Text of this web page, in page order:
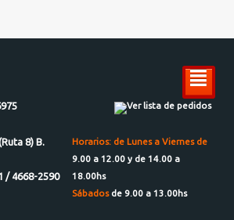
²
Ver lista de pedidos
8) B.
/ 4668-2590
Horarios: de Lunes a Viernes de
9.00 a 12.00 y de 14.00 a
18.00hs
Sábadosde 9.00 a 13.00hs